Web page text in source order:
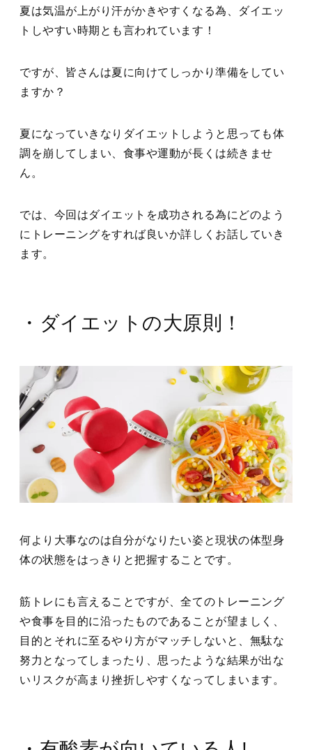
夏は気温が上がり汗がかきやすくなる為、ダイエッ
トしやすい時期とも言われています！
ですが、皆さんは夏に向けてしっかり準備をしてい
ますか？
夏になっていきなりダイエットしようと思っても体
調を崩してしまい、食事や運動が長くは続きませ
ん。
では、今回はダイエットを成功される為にどのよう
にトレーニングをすれば良いか詳しくお話していき
ます。
・ダイエットの大原則！
何より大事なのは自分がなりたい姿と現状の体型身
体の状態をはっきりと把握することです。
筋トレにも言えることですが、全てのトレーニング
や食事を目的に沿ったものであることが望ましく、
目的とそれに至るやり方がマッチしないと、無駄な
努力となってしまったり、思ったような結果が出な
いリスクが高まり挫折しやすくなってしまいます。